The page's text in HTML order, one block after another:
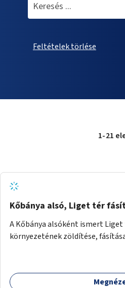
Feltételek törlése
1-21
Kőbánya alsó, Liget tér
A Kőbánya alsóként ismert
környezetének zöldítése,